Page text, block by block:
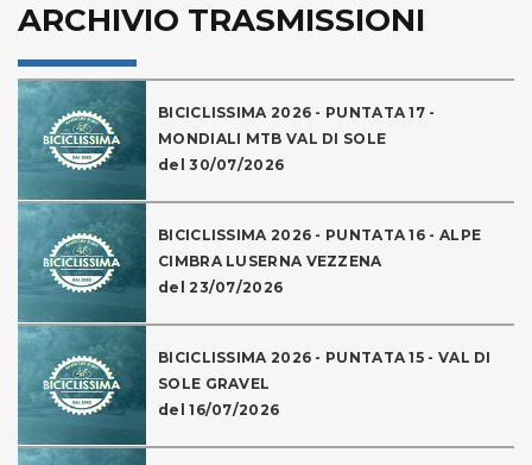
ARCHIVIO TRASMISSIONI
BICICLISSIMA 2026 - PUNTATA 17 -
MONDIALI MTB VAL DI SOLE
del 30/07/2026
BICICLISSIMA 2026 - PUNTATA 16 - ALPE
CIMBRA LUSERNA VEZZENA
del 23/07/2026
BICICLISSIMA 2026 - PUNTATA 15 - VAL DI
SOLE GRAVEL
del 16/07/2026